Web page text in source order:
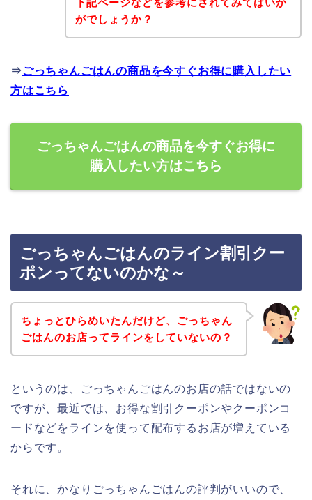
下記ページなどを参考にされてみてはいか
がでしょうか？
⇒ごっちゃんごはんの商品を今すぐお得に購入したい
方はこちら
ごっちゃんごはんの商品を今すぐお得に
購入したい方はこちら
ごっちゃんごはんのライン割引クー
ポンってないのかな～
ちょっとひらめいたんだけど、ごっちゃん
ごはんのお店ってラインをしていないの？
というのは、ごっちゃんごはんのお店の話ではないの
ですが、最近では、お得な割引クーポンやクーポンコ
ードなどをラインを使って配布するお店が増えている
からです。
それに、かなりごっちゃんごはんの評判がいいので、